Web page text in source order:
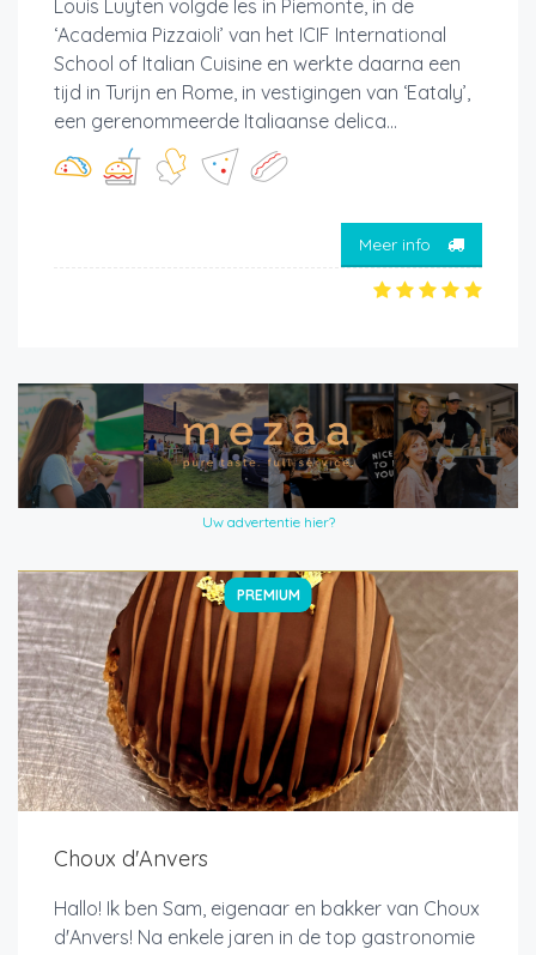
Louis Luyten volgde les in Piemonte, in de
‘Academia Pizzaioli’ van het ICIF International
School of Italian Cuisine en werkte daarna een
tijd in Turijn en Rome, in vestigingen van ‘Eataly’,
een gerenommeerde Italiaanse delica...
Meer info
Uw advertentie hier?
PREMIUM
Choux d'Anvers
Hallo! Ik ben Sam, eigenaar en bakker van Choux
d'Anvers! Na enkele jaren in de top gastronomie